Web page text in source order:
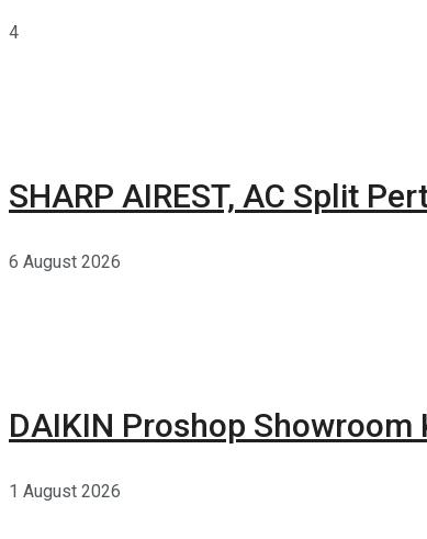
4
SHARP AIREST, AC Split
6 August 2026
DAIKIN Proshop Showroom
1 August 2026